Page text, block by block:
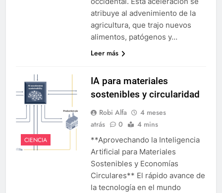
atribuye al advenimiento de la
agricultura, que trajo nuevos
alimentos, patógenos y…
Leer más
CIENCIA
IA para materiales
sostenibles y circularidad
Robi Alfa
4 meses
atrás
0 4 mins
**Aprovechando la Inteligencia
Artificial para Materiales
Sostenibles y Economías
Circulares** El rápido avance de
la tecnología en el mundo